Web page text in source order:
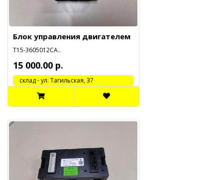
Блок управления двигателем
Т15-3605012СА..
15 000.00 р.
cклад - ул. Тагильская, 37